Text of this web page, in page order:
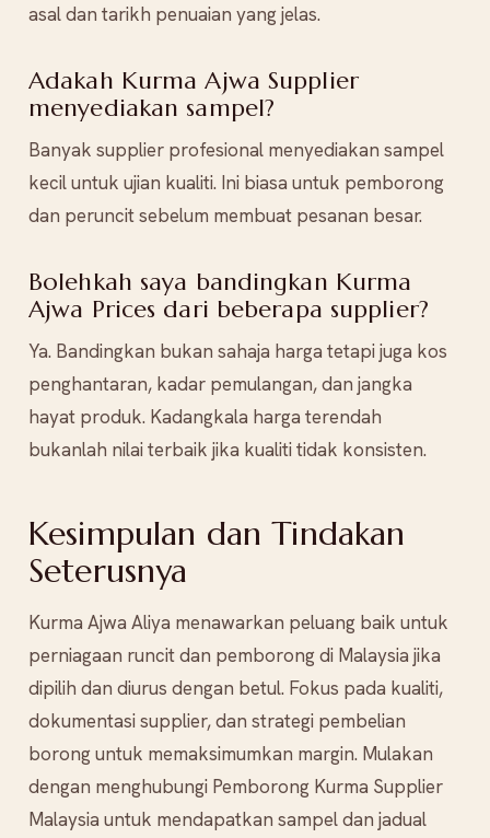
asal dan tarikh penuaian yang jelas.
Adakah Kurma Ajwa Supplier
menyediakan sampel?
Banyak supplier profesional menyediakan sampel
kecil untuk ujian kualiti. Ini biasa untuk pemborong
dan peruncit sebelum membuat pesanan besar.
Bolehkah saya bandingkan Kurma
Ajwa Prices dari beberapa supplier?
Ya. Bandingkan bukan sahaja harga tetapi juga kos
penghantaran, kadar pemulangan, dan jangka
hayat produk. Kadangkala harga terendah
bukanlah nilai terbaik jika kualiti tidak konsisten.
Kesimpulan dan Tindakan
Seterusnya
Kurma Ajwa Aliya menawarkan peluang baik untuk
perniagaan runcit dan pemborong di Malaysia jika
dipilih dan diurus dengan betul. Fokus pada kualiti,
dokumentasi supplier, dan strategi pembelian
borong untuk memaksimumkan margin. Mulakan
dengan menghubungi Pemborong Kurma Supplier
Malaysia untuk mendapatkan sampel dan jadual